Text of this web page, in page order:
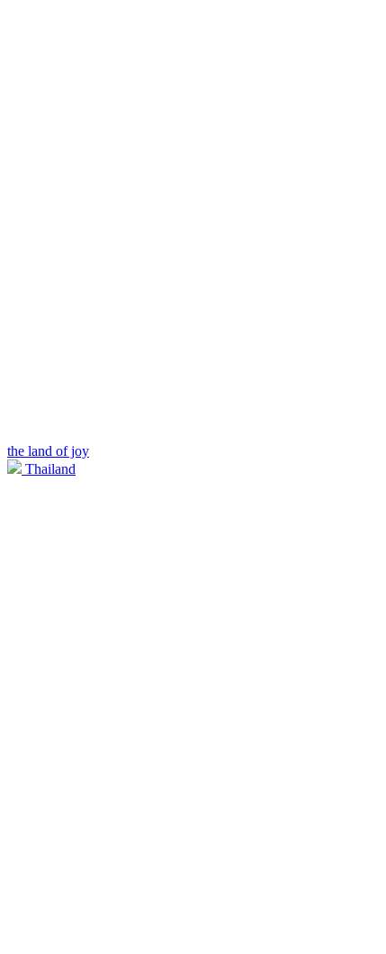
the land of joy
Thailand